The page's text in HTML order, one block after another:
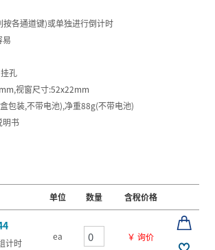
按各通道键)或单独进行倒计时
易
孔
视窗尺寸:52x22mm
包装,不带电池),净重88g(不带电池)
明书
单位 数量 含稅价格
计时
ea ￥ 询价